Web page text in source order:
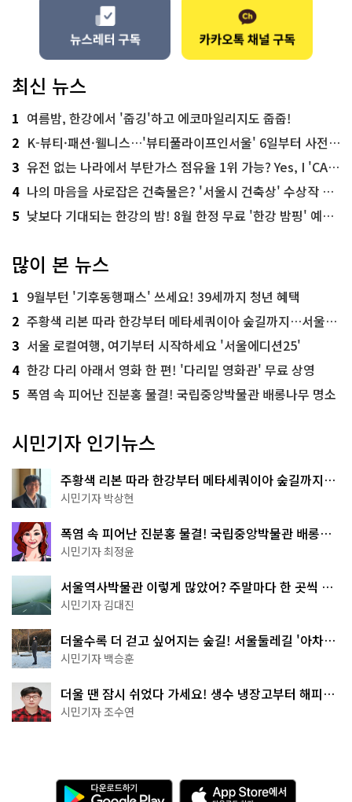
최신 뉴스
1 여름밤, 한강에서 '줍깅'하고 에코마일리지도 줍줍!
2 K-뷰티·패션·웰니스…'뷰티풀라이프인서울' 6일부터 사전 예약
3 유전 없는 나라에서 부탄가스 점유율 1위 가능? Yes, I 'CAN'
4 나의 마음을 사로잡은 건축물은? '서울시 건축상' 수상작 공개!
5 낮보다 기대되는 한강의 밤! 8월 한정 무료 '한강 밤핑' 예약은?
많이 본 뉴스
1 9월부턴 '기후동행패스' 쓰세요! 39세까지 청년 혜택
2 주황색 리본 따라 한강부터 메타세쿼이아 숲길까지…서울둘레길 15코스
3 서울 로컬여행, 여기부터 시작하세요 '서울에디션25'
4 한강 다리 아래서 영화 한 편! '다리밑 영화관' 무료 상영
5 폭염 속 피어난 진분홍 물결! 국립중앙박물관 배롱나무 명소
시민기자 인기뉴스
주황색 리본 따라 한강부터 메타세쿼이아 숲길까지…
서울둘레길 15코스
시민기자 박상현
폭염 속 피어난 진분홍 물결! 국립중앙박물관 배롱나
무 명소
시민기자 최정윤
서울역사박물관 이렇게 많았어? 주말마다 한 곳씩 떠
나는 역사 산책
시민기자 김대진
더울수록 더 걷고 싶어지는 숲길! 서울둘레길 '아차산
코스'
시민기자 백승훈
더울 땐 잠시 쉬었다 가세요! 생수 냉장고부터 해피소
·무더위쉼터까지
시민기자 조수연
다
운
A
p